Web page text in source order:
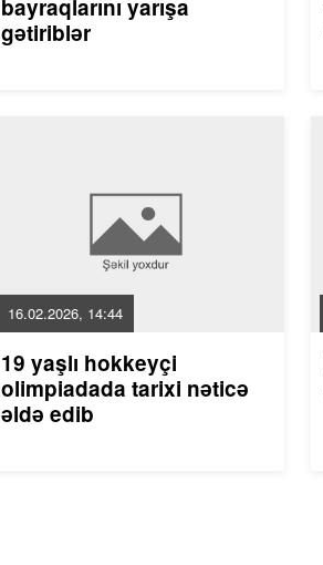
bayraqlarını yarışa
gətiriblər
16.02.2026, 14:44
19 yaşlı hokkeyçi
olimpiadada tarixi nəticə
əldə edib